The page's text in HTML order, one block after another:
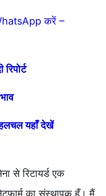
करें –
हलचल यहाँ देखें
से रिटायर्ड एक
का संस्थापक हूँ। मैं